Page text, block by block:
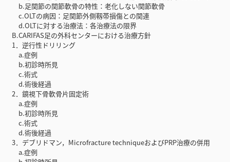
b.足関節の関節軟骨の特性：老化しない関節軟骨
c.OLTの病因：足関節外側靱帯損傷との関連
d.OLTに対する治療法：各治療法の限界
B.CARIFAS足の外科センターにおける治療方針
1．逆行性ドリリング
a.症例
b.初診時所見
c.術式
d.術後経過
2．鏡視下骨軟骨片固定術
a.症例
b.初診時所見
c.術式
d.術後経過
3．デブリドマン，Microfracture techniqueおよびPRP治療の併用
a.症例